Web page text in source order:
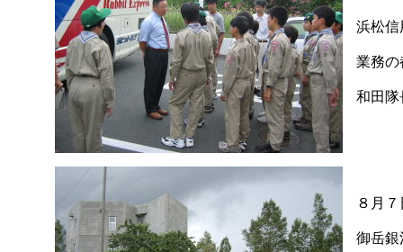
浜松信
業務の
和田隊
８月
御岳銀